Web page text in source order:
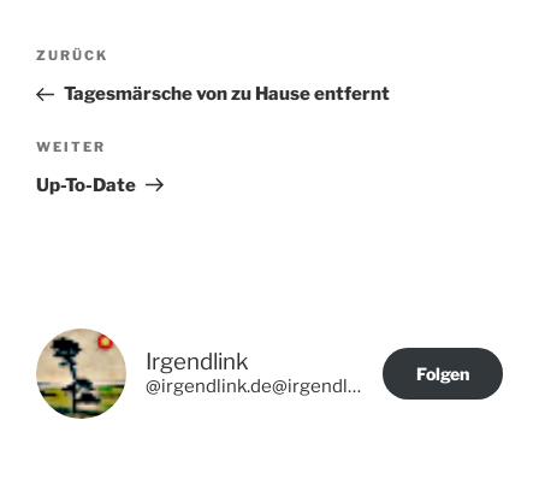
Beitragsnavigation
Vorheriger
Beitrag
ZURÜCK
Tagesmärsche von zu Hause entfernt
Nächster
Beitrag
WEITER
Up-To-Date
Irgendlink
@irgendlink.de@irgendlink.de
Folgen